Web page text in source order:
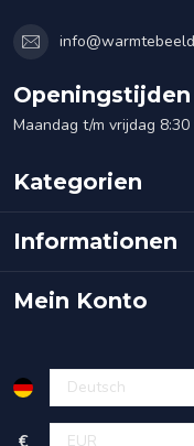
Openingstijden
Maandag t/m vrijdag
Kategorien
Informationen
Mein Konto
€